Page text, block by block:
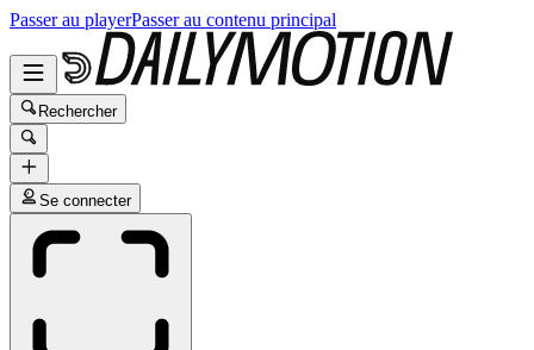
Passer au playerPasser au contenu principal
Rechercher
Se connecter